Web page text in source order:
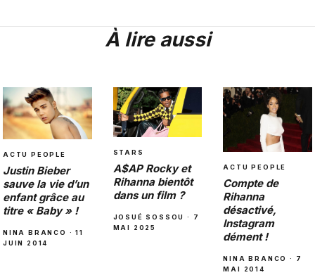
À lire aussi
ACTU PEOPLE
Justin Bieber
sauve la vie d’un
enfant grâce au
titre « Baby » !
NINA BRANCO · 11
JUIN 2014
STARS
A$AP Rocky et
Rihanna bientôt
dans un film ?
JOSUÉ SOSSOU · 7
MAI 2025
ACTU PEOPLE
Compte de
Rihanna
désactivé,
Instagram
dément !
NINA BRANCO · 7
MAI 2014